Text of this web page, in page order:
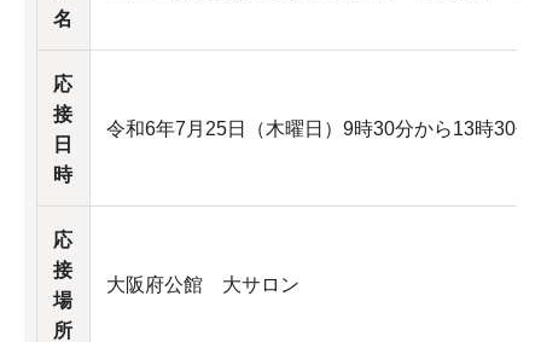
名
応
接
日
時
令和6年7月25日（木曜日）9時30分から13時30分
応
接
場
所
大阪府公館 大サロン